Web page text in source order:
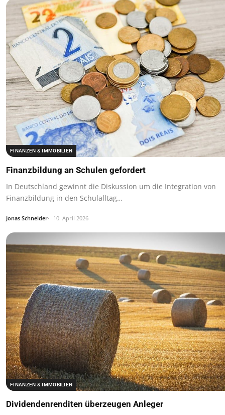
FINANZEN & IMMOBILIEN
Finanzbildung an Schulen gefordert
In Deutschland gewinnt die Diskussion um die Integration von
Finanzbildung in den Schulalltag…
Jonas Schneider 10. April 2026
FINANZEN & IMMOBILIEN
Dividendenrenditen überzeugen Anleger